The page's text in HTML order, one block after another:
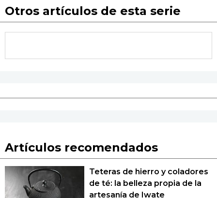
Otros artículos de esta serie
Artículos recomendados
Teteras de hierro y coladores
de té: la belleza propia de la
artesanía de Iwate